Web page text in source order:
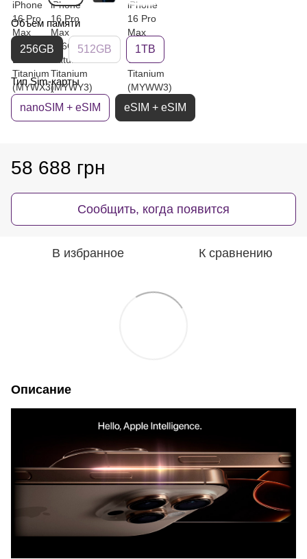
Объем памяти
256GB 512GB 1TB
Тип Sim-карты
nanoSIM + eSIM eSIM + eSIM
58 688 грн
Сообщить, когда появится
В избранное К сравнению
Описание